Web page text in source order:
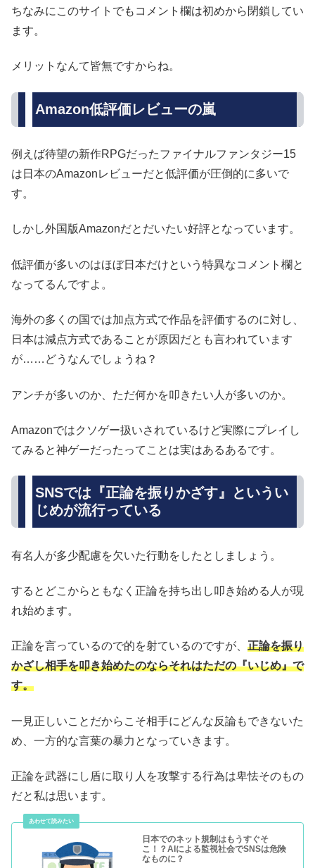
ちなみにこのサイトでもコメント欄は初めから閉鎖してい
ます。
メリットなんて皆無ですからね。
Amazon低評価レビューの嵐
例えば待望の新作RPGだったファイナルファンタジー15
は日本のAmazonレビューだと低評価が圧倒的に多いで
す。
しかし外国版Amazonだとだいたい好評となっています。
低評価が多いのはほぼ日本だけという特異なコメント欄と
なってるんですよ。
海外の多くの国では加点方式で作品を評価するのに対し、
日本は減点方式であることが原因だとも言われています
が……どうなんでしょうね？
アンチが多いのか、ただ何かを叩きたい人が多いのか。
Amazonではクソゲー扱いされているけど実際にプレイし
てみると神ゲーだったってことは実はあるあるです。
SNSでは『正論を振りかざす』というい
じめが流行っている
有名人が多少配慮を欠いた行動をしたとしましょう。
するとどこからともなく正論を持ち出し叩き始める人が現
れ始めます。
正論を言っているので的を射ているのですが、 正論を振り
かざし相手を叩き始めたのならそれはただの『いじめ』で
す。
一見正しいことだからこそ相手にどんな反論もできないた
め、一方的な言葉の暴力となっていきます。
正論を武器にし盾に取り人を攻撃する行為は卑怯そのもの
だと私は思います。
日本でのネット規制はもうすぐそ
こ！？AIによる監視社会でSNSは危険
なものに？